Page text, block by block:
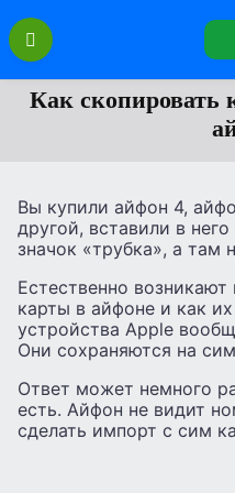
Перейти
содержанию
Как скопировать
Вы купили айфон 4,
другой, вставили в
значок «трубка», а там
Естественно
карты в айфоне и как
устройства Apple
Они сохраняются на
Ответ может немного
есть. Айфон не видит
сделать импорт с сим